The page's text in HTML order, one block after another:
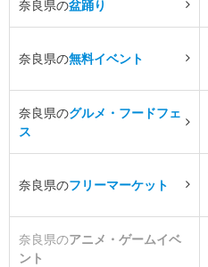
奈良県の盆踊り
奈良県の無料イベント
奈良県のグルメ・フードフェ
ス
奈良県のフリーマーケット
奈良県のアニメ・ゲームイベ
ント